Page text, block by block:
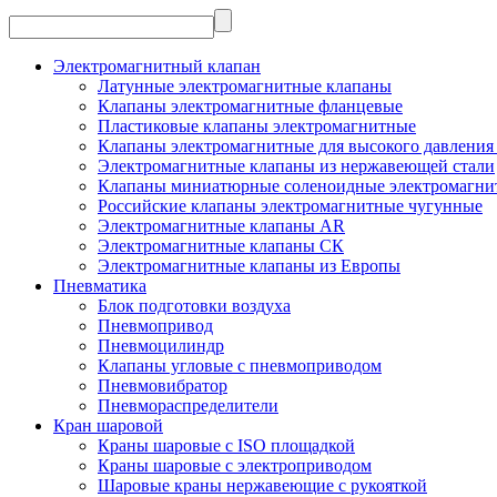
Электромагнитный клапан
Латунные электромагнитные клапаны
Клапаны электромагнитные фланцевые
Пластиковые клапаны электромагнитные
Клапаны электромагнитные для высокого давления
Электромагнитные клапаны из нержавеющей стали
Клапаны миниатюрные соленоидные
Российские клапаны электромагнитные чугунные
Электромагнитные клапаны AR
Электромагнитные клапаны СК
Электромагнитные клапаны из Европы
Пневматика
Блок подготовки воздуха
Пневмопривод
Пневмоцилиндр
Клапаны угловые с пневмоприводом
Пневмовибратор
Пневмораспределители
Кран шаровой
Краны шаровые с ISO площадкой
Краны шаровые с электроприводом
Шаровые краны нержавеющие с рукояткой